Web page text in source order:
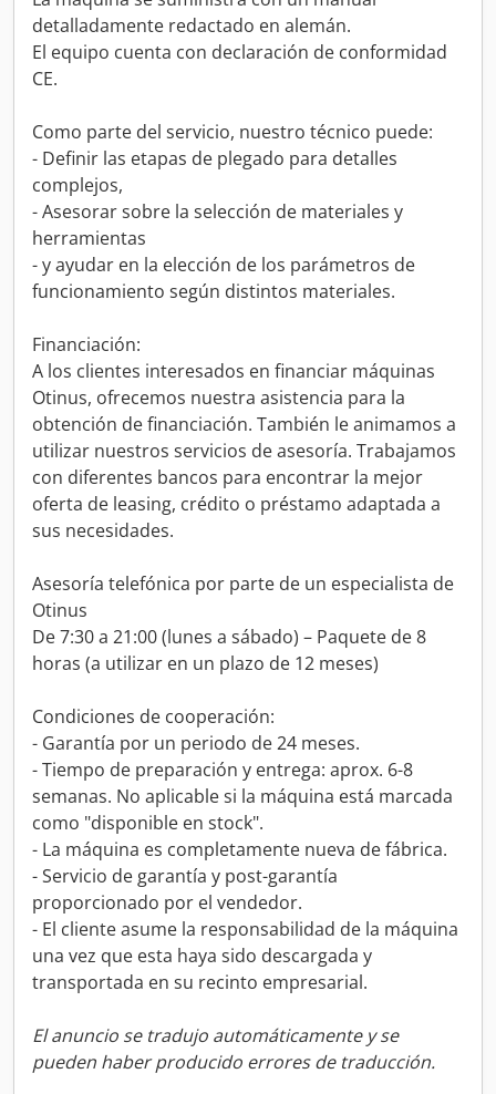
detalladamente redactado en alemán.
El equipo cuenta con declaración de conformidad
CE.
Como parte del servicio, nuestro técnico puede:
- Definir las etapas de plegado para detalles
complejos,
- Asesorar sobre la selección de materiales y
herramientas
- y ayudar en la elección de los parámetros de
funcionamiento según distintos materiales.
Financiación:
A los clientes interesados en financiar máquinas
Otinus, ofrecemos nuestra asistencia para la
obtención de financiación. También le animamos a
utilizar nuestros servicios de asesoría. Trabajamos
con diferentes bancos para encontrar la mejor
oferta de leasing, crédito o préstamo adaptada a
sus necesidades.
Asesoría telefónica por parte de un especialista de
Otinus
De 7:30 a 21:00 (lunes a sábado) – Paquete de 8
horas (a utilizar en un plazo de 12 meses)
Condiciones de cooperación:
- Garantía por un periodo de 24 meses.
- Tiempo de preparación y entrega: aprox. 6-8
semanas. No aplicable si la máquina está marcada
como "disponible en stock".
- La máquina es completamente nueva de fábrica.
- Servicio de garantía y post-garantía
proporcionado por el vendedor.
- El cliente asume la responsabilidad de la máquina
una vez que esta haya sido descargada y
transportada en su recinto empresarial.
El anuncio se tradujo automáticamente y se
pueden haber producido errores de traducción.